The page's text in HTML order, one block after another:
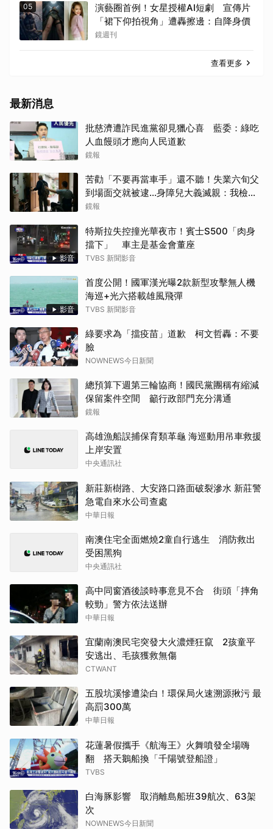
05
演藝圈首例！女星授權AI短劇 宣傳片
「裙下仰拍視角」遭轟擦邊：自降身價
鏡週刊
查看更多
最新消息
批慈濟遭詐民進黨卻見獵心喜 藍委：綠吃
人血饅頭才應向人民道歉
鏡報
苦勸「不要再當車手」還不聽！失業六旬父
到場面交就被逮…身障兒大義滅親：我檢舉
的
鏡報
影音
特斯拉失控撞光華夜市！賓士S500「肉身
擋下」 車主是基金會董座
TVBS 新聞影音
影音
首度公開！國軍漢光曝2款新型攻擊無人機
海巡+光六搭載雄風飛彈
TVBS 新聞影音
綠要求為「擋疫苗」道歉 柯文哲轟：不要
臉
NOWNEWS今日新聞
總預算下週第三輪協商！國民黨團稱有縮減
保留案件空間 籲行政部門充分溝通
鏡報
高雄漁船誤捕保育類革龜 海巡動用吊車救援
上岸安置
中央通訊社
新莊新樹路、大安路口路面破裂滲水 新莊警
急電自來水公司查處
中華日報
南澳住宅全面燃燒2童自行逃生 消防救出
受困黑狗
中央通訊社
高中同窗酒後談時事意見不合 街頭「摔角
較勁」警方依法送辦
中華日報
宜蘭南澳民宅突發大火濃煙狂竄 2孩童平
安逃出、毛孩獲救無傷
CTWANT
五股坑溪慘遭染白！環保局火速溯源揪污 最
高罰300萬
中華日報
花蓮暑假攜手《航海王》火舞噴發全場嗨
翻 搭天鵝船換「千陽號登船證」
TVBS
白海豚影響 取消離島船班39航次、63架
次
NOWNEWS今日新聞